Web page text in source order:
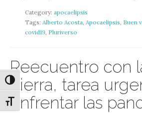
Alternar alto contraste
Alternar tamaño de letra
Category: apocaelipsis
Tags: Alberto Acosta Apocaelipsis Buen
covid19 Pluriverso
Reecuentro con
Tierra, tarea
enfrentar las